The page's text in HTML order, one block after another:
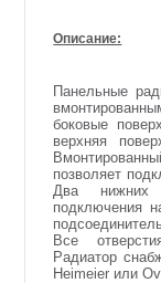
Описание:
Панельные
боковые
верхняя
позволяет
Два нижних
подключения
Все
Радиатор
Heimeier или